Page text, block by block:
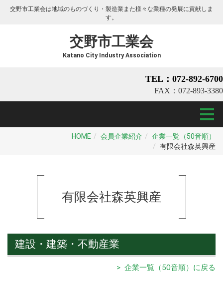
交野市工業会は地域のものづくり・製造業また様々な業種の発展に貢献しま
す。
交野市工業会
Katano City Industry Association
TEL：072-892-6700
FAX：072-893-3380
HOME 会員企業紹介
企業一覧（50音順）
有限会社森英興産
有限会社森英興産
建設・建築・不動産業
> 企業一覧（50音順）に戻る